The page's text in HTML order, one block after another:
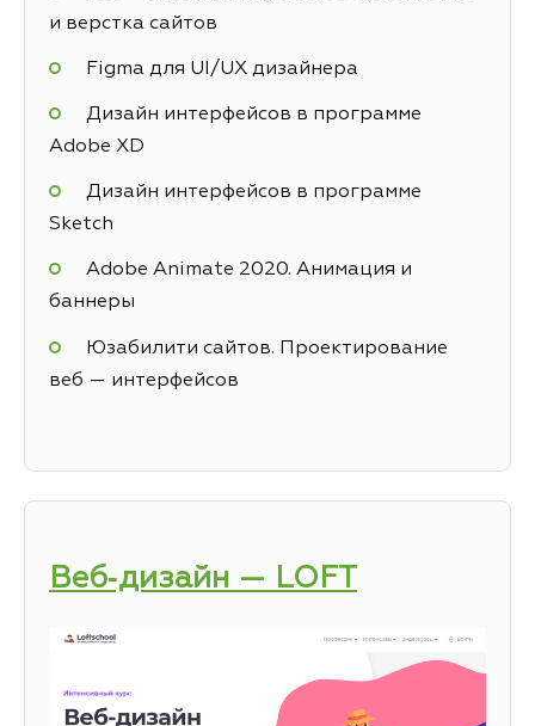
и верстка сайтов
Figma для UI/UX дизайнера
Дизайн интерфейсов в программе
Adobe XD
Дизайн интерфейсов в программе
Sketch
Adobe Animate 2020. Анимация и
баннеры
Юзабилити сайтов. Проектирование
веб — интерфейсов
Веб‑дизайн — LOFT